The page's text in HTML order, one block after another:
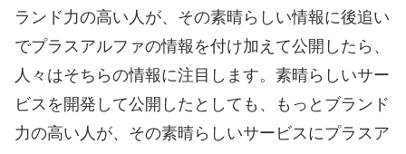
ランド力の高い人が、その素晴らしい情報に後追い
でプラスアルファの情報を付け加えて公開したら、
人々はそちらの情報に注目します。素晴らしいサー
ビスを開発して公開したとしても、もっとブランド
力の高い人が、その素晴らしいサービスにプラスア